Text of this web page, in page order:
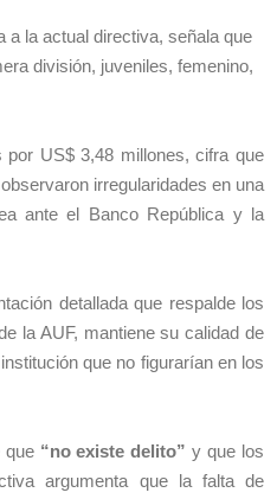
a la actual directiva, señala que
división, juveniles, femenino,
US$ 3,48 millones, cifra que
irregularidades en una
ante el Banco República y la
detallada que respalde los
la AUF, mantiene su calidad de
que no figurarían en los
que “no existe delito” y que los
argumenta que la falta de